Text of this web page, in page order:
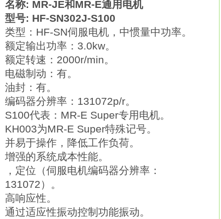
名称: MR-JE和MR-E通用电机
型号: HF-SN302J-S100
类型：HF-SN伺服电机，中惯量中功率。
额定输出功率：3.0kw。
额定转速：2000r/min。
电磁制动：有。
油封：有。
编码器分辨率：131072p/r。
S100代表：MR-E Super专用电机。
KH003为MR-E Super特殊记号。
并易于操作，降低工作负荷。
增强的系统成本性能。
，定位（伺服电机编码器分辨率：
131072）。
高响应性。
通过适应性振动控制功能振动。